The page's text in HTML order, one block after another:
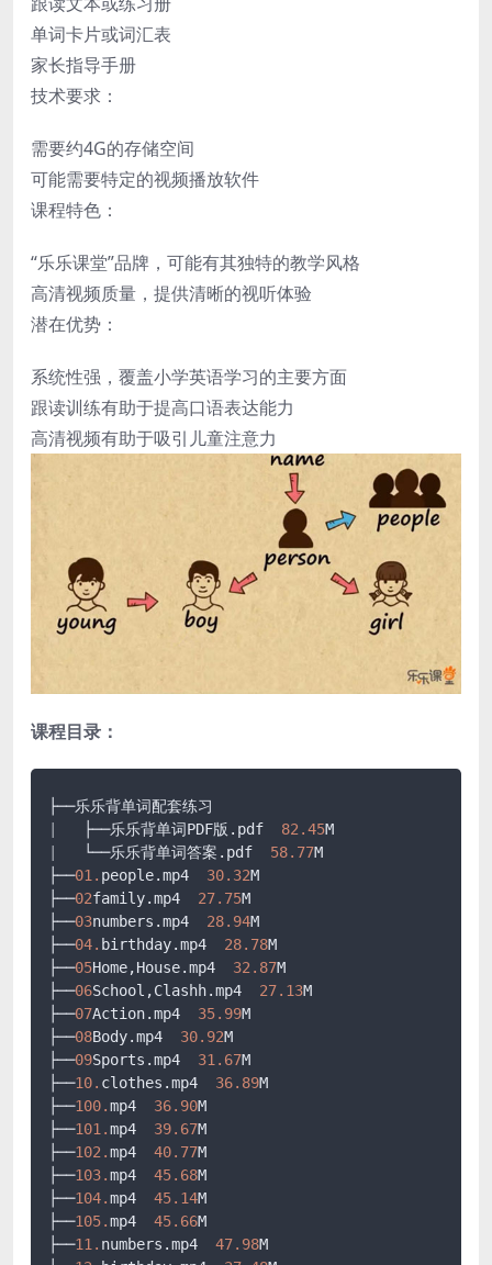
单词卡片或词汇表
家长指导手册
技术要求：
需要约4G的存储空间
可能需要特定的视频播放软件
课程特色：
“乐乐课堂”品牌，可能有其独特的教学风格
高清视频质量，提供清晰的视听体验
潜在优势：
系统性强，覆盖小学英语学习的主要方面
跟读训练有助于提高口语表达能力
高清视频有助于吸引儿童注意力
课程目录：
   ├──乐乐背单词PDF版.pdf
82.45
   └──乐乐背单词答案.pdf
58.77M
├──01. people.mp4 30.32M
├──02family.mp4 27.75M
├──03numbers.mp4 28.94M
├──04. birthday.mp4 28.78M
├──05Home,House.mp4 32.87M
├──06School,Clashh.mp4 27.13M
├──07Action.mp4 35.99M
├──08Body.mp4 30.92M
├──09Sports.mp4 31.67M
├──10. clothes.mp4 36.89M
├──100.mp4 36.90M
├──101.mp4 39.67M
├──102.mp4 40.77M
├──103.mp4 45.68M
├──104.mp4 45.14M
├──105.mp4 45.66M
├──11. numbers.mp4 47.98M